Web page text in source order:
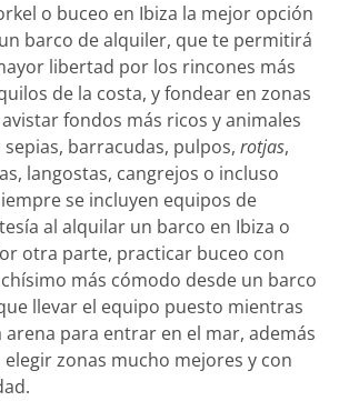
o buceo en Ibiza la mejor opción
barco de alquiler, que te permitirá
libertad por los rincones más
de la costa, y fondear en zonas
fondos más ricos y animales
barracudas, pulpos, rotjas,
langostas, cangrejos o incluso
se incluyen equipos de
al alquilar un barco en Ibiza o
otra parte, practicar buceo con
más cómodo desde un barco
llevar el equipo puesto mientras
arena para entrar en el mar, además
zonas mucho mejores y con